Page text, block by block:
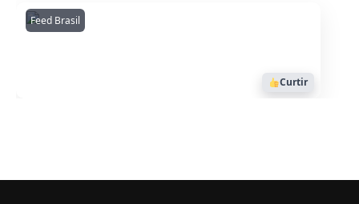
Feed BrasilAmazonianarede
1053
Curtir